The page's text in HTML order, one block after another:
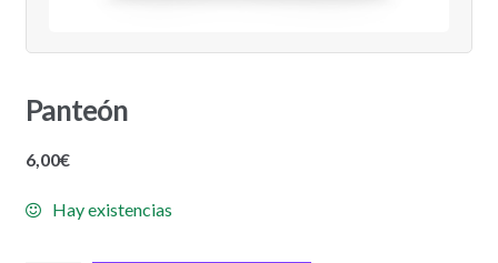
Panteón
6,00€
Hay existencias